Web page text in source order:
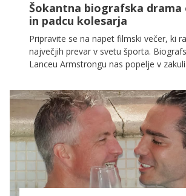
Šokantna biografska drama
in padcu kolesarja
Pripravite se na napet filmski večer, ki
največjih prevar v svetu športa.
Lanceu Armstrongu nas popelje v
poživila in zapletene tehnike prikrivanja.